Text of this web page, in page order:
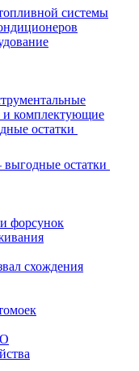
системы
и комплектующие
остатки
остатки
форсунок
схождения